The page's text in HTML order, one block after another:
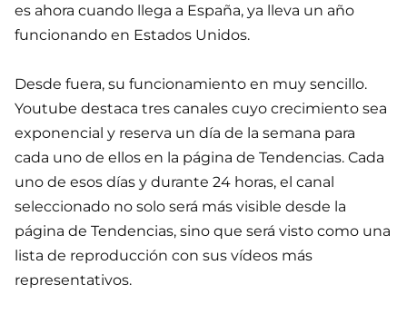
es ahora cuando llega a España, ya lleva un año
funcionando en Estados Unidos.
Desde fuera, su funcionamiento en muy sencillo.
Youtube destaca tres canales cuyo crecimiento sea
exponencial y reserva un día de la semana para
cada uno de ellos en la página de Tendencias. Cada
uno de esos días y durante 24 horas, el canal
seleccionado no solo será más visible desde la
página de Tendencias, sino que será visto como una
lista de reproducción con sus vídeos más
representativos.